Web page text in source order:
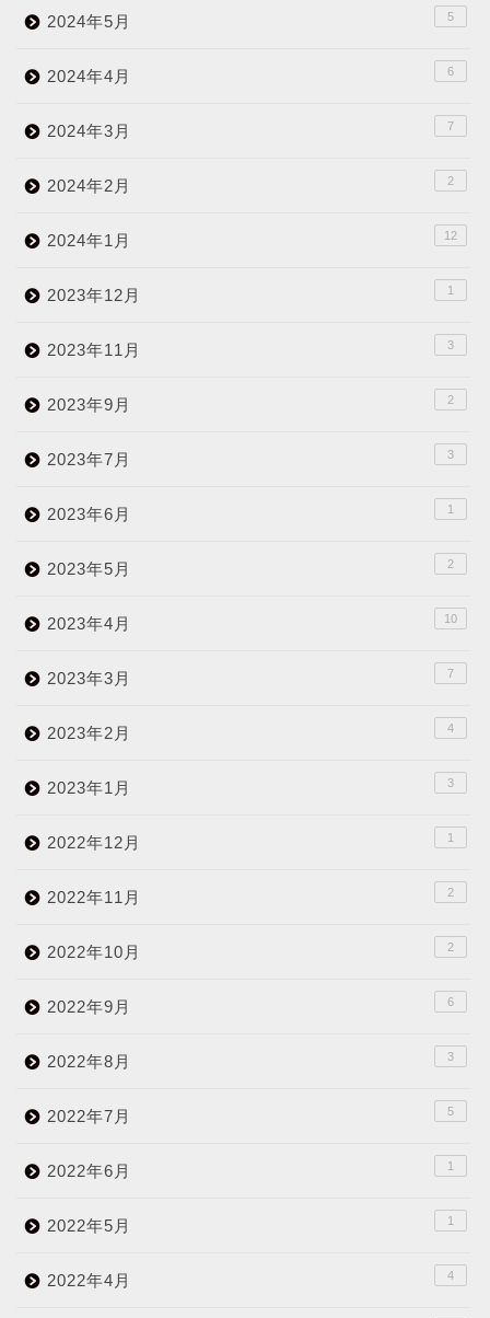
2024年5月 5
2024年4月 6
2024年3月 7
2024年2月 2
2024年1月 12
2023年12月 1
2023年11月 3
2023年9月 2
2023年7月 3
2023年6月 1
2023年5月 2
2023年4月 10
2023年3月 7
2023年2月 4
2023年1月 3
2022年12月 1
2022年11月 2
2022年10月 2
2022年9月 6
2022年8月 3
2022年7月 5
2022年6月 1
2022年5月 1
2022年4月 4